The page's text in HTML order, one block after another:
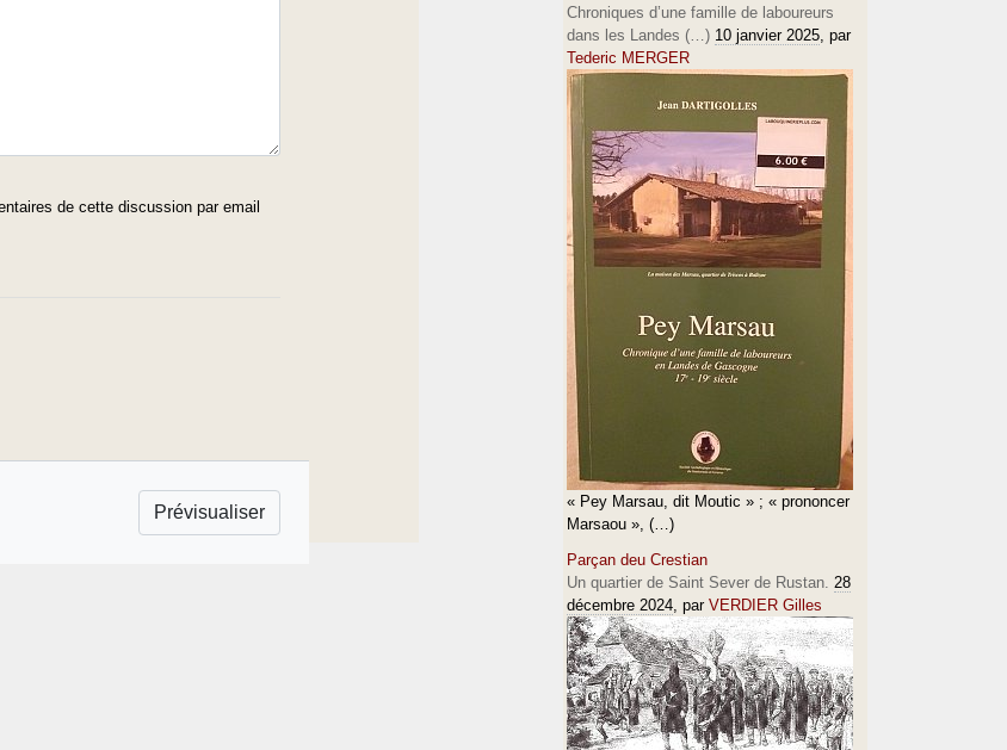
de cette discussion par email
Chroniques d’une famille de laboureurs
dans les Landes (…) 10 janvier 2025, par
Tederic MERGER
« Pey Marsau, dit Moutic » ; « prononcer
Marsaou », (…)
Parçan deu Crestian
Un quartier de Saint Sever de Rustan. 28
décembre 2024, par VERDIER Gilles